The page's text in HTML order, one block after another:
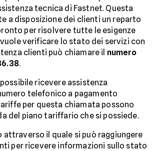
tecnica di Fastnet. Questa
a disposizione dei clienti un reparto
per risolvere tutte le esigenze
verificare lo stato dei servizi con
clienti può chiamare il numero
.
ricevere assistenza
telefonico a pagamento
per questa chiamata possono
del piano tariffario che si possiede.
attraverso il quale si può raggiungere
per ricevere informazioni sullo stato